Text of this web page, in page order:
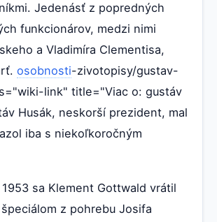
Jedenásť z popredných
funkcionárov, medzi nimi
a Vladimíra Clementisa,
osobnosti-zivotopisy/gustav-
link" title="Viac o: gustáv
Husák, neskorší prezident, mal
iba s niekoľkoročným
1953 sa Klement Gottwald vrátil
z pohrebu Josifa